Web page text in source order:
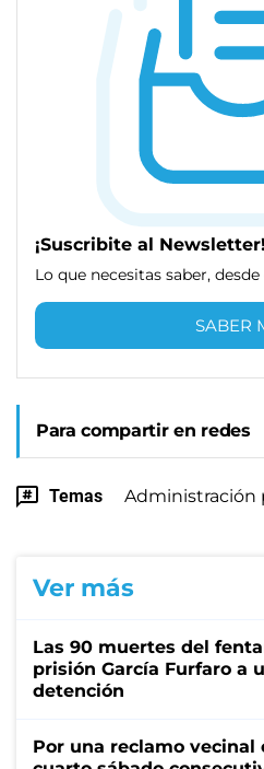
¡Suscribite al Newsletter!
Lo que necesitas saber,
SABER
Para compartir en redes
Temas Administración
Ver más
Las 90 muertes del
prisión García Furfaro a
detención
Por una reclamo vecinal